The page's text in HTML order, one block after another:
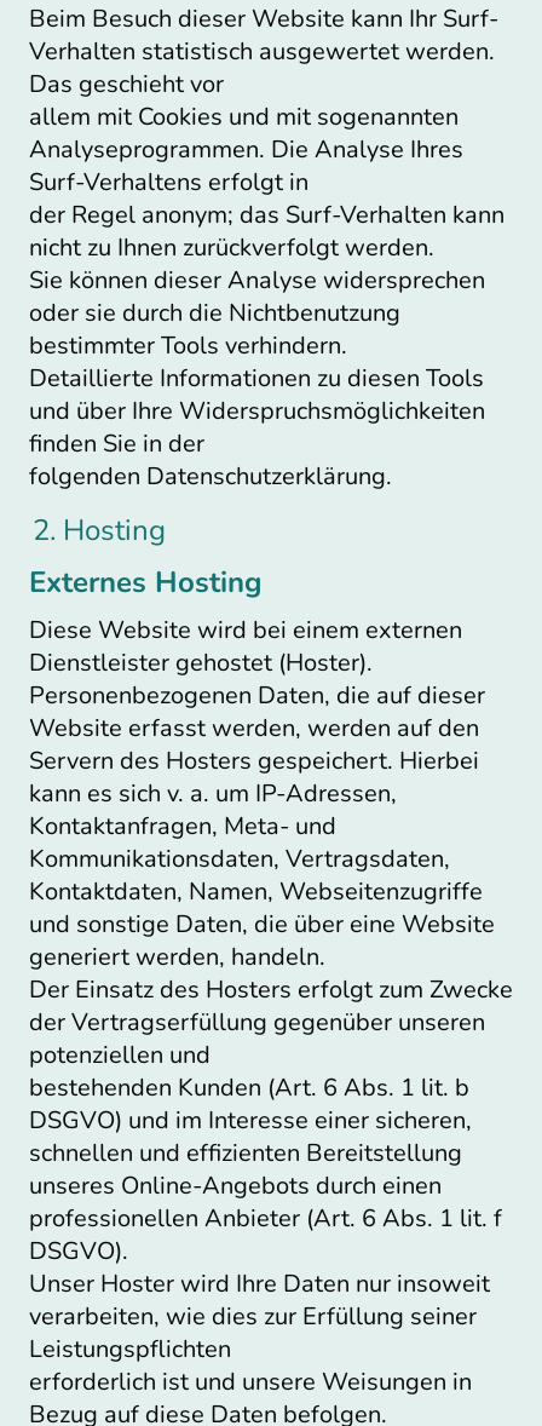
Beim Besuch dieser Website kann Ihr Surf-
Verhalten statistisch ausgewertet werden.
Das geschieht vor
allem mit Cookies und mit sogenannten
Analyseprogrammen. Die Analyse Ihres
Surf-Verhaltens erfolgt in
der Regel anonym; das Surf-Verhalten kann
nicht zu Ihnen zurückverfolgt werden.
Sie können dieser Analyse widersprechen
oder sie durch die Nichtbenutzung
bestimmter Tools verhindern.
Detaillierte Informationen zu diesen Tools
und über Ihre Widerspruchsmöglichkeiten
finden Sie in der
folgenden Datenschutzerklärung.
2. Hosting
Externes Hosting
Diese Website wird bei einem externen
Dienstleister gehostet (Hoster).
Personenbezogenen Daten, die auf dieser
Website erfasst werden, werden auf den
Servern des Hosters gespeichert. Hierbei
kann es sich v. a. um IP-Adressen,
Kontaktanfragen, Meta- und
Kommunikationsdaten, Vertragsdaten,
Kontaktdaten, Namen, Webseitenzugriffe
und sonstige Daten, die über eine Website
generiert werden, handeln.
Der Einsatz des Hosters erfolgt zum Zwecke
der Vertragserfüllung gegenüber unseren
potenziellen und
bestehenden Kunden (Art. 6 Abs. 1 lit. b
DSGVO) und im Interesse einer sicheren,
schnellen und effizienten Bereitstellung
unseres Online-Angebots durch einen
professionellen Anbieter (Art. 6 Abs. 1 lit. f
DSGVO).
Unser Hoster wird Ihre Daten nur insoweit
verarbeiten, wie dies zur Erfüllung seiner
Leistungspflichten
erforderlich ist und unsere Weisungen in
Bezug auf diese Daten befolgen.